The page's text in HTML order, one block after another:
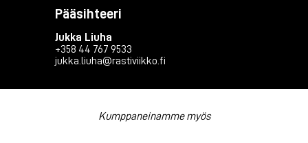
Pääsihteeri
Jukka Liuha
+358 44 767 9533
jukka.liuha@rastiviikko.fi
Kumppaneinamme myös